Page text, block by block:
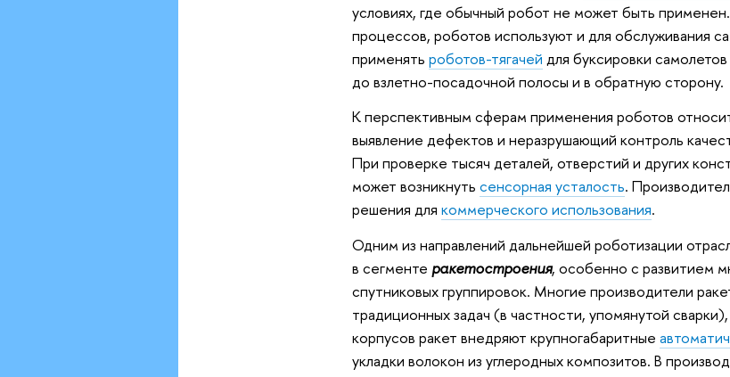
условиях, где обычный робот не может быть
процессов, роботов используют и для обслуживания
применятьроботов-тягачей для буксировки
до взлетно-посадочной полосы и в обратную сторону.
К перспективным сферам применения роботов
выявление дефектов и неразрушающий контроль
При проверке тысяч деталей, отверстий и других
может возникнутьсенсорная усталость.
решения длякоммерческого использования.
Одним из направлений дальнейшей роботизации
в сегменте ракетостроения, особенно с развитием
спутниковых группировок. Многие производители
традиционных задач (в частности, упомянутой
корпусов ракет внедряют крупногабаритные
укладки волокон из углеродных композитов. В